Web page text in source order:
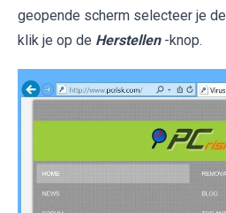
geopende scherm selecteer je de
klik je op de Herstellen -knop.